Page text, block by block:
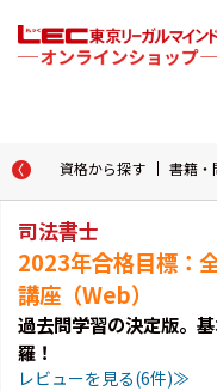
資格から探す 書籍・
司法書士
2023年合格目標：
講座（Web）
過去問学習の決定版。
羅！
レビューを見る(6件)≫